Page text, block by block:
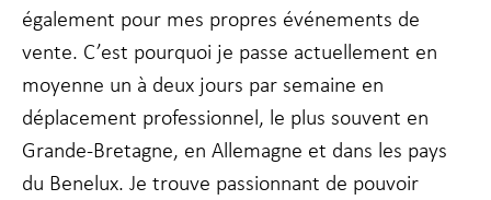
également pour mes propres événements de
vente. C’est pourquoi je passe actuellement en
moyenne un à deux jours par semaine en
déplacement professionnel, le plus souvent en
Grande-Bretagne, en Allemagne et dans les pays
du Benelux. Je trouve passionnant de pouvoir